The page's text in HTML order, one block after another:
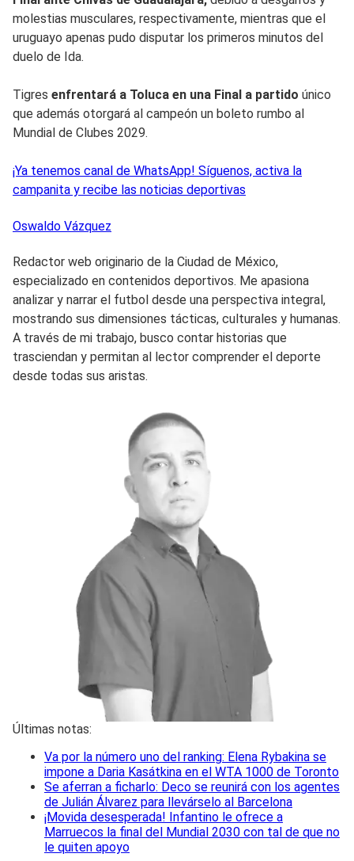
molestias musculares, respectivamente, mientras que el
uruguayo apenas pudo disputar los primeros minutos del
duelo de Ida.
Tigres enfrentará a Toluca en una Final a partido único
que además otorgará al campeón un boleto rumbo al
Mundial de Clubes 2029.
¡Ya tenemos canal de WhatsApp! Síguenos, activa la
campanita y recibe las noticias deportivas
Oswaldo Vázquez
Redactor web originario de la Ciudad de México,
especializado en contenidos deportivos. Me apasiona
analizar y narrar el futbol desde una perspectiva integral,
mostrando sus dimensiones tácticas, culturales y humanas.
A través de mi trabajo, busco contar historias que
trasciendan y permitan al lector comprender el deporte
desde todas sus aristas.
Últimas notas:
Va por la número uno del ranking: Elena Rybakina se
impone a Daria Kasátkina en el WTA 1000 de Toronto
Se aferran a ficharlo: Deco se reunirá con los agentes
de Julián Álvarez para llevárselo al Barcelona
¡Movida desesperada! Infantino le ofrece a
Marruecos la final del Mundial 2030 con tal de que no
le quiten apoyo